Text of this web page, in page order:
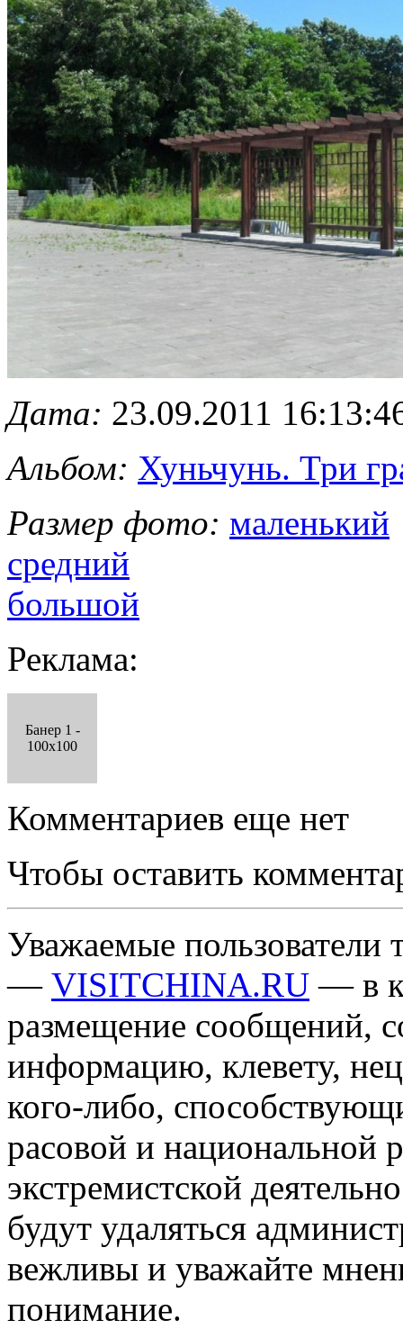
Дата: 23.09.2011
Альбом: Хуньчунь. Три
Размер фото: маленький
средний
большой
Реклама:
Банер 1 -
100x100
Комментариев еще нет
Чтобы оставить
Уважаемые пользователи
— VISITCHINA.RU — в
размещение сообщений,
информацию, клевету,
кого-либо,
расовой и национальной
экстремистской
будут удаляться
вежливы и уважайте
понимание.